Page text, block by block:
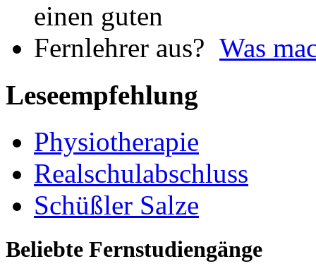
Was
Leseempfehlung
Physiotherapie
Realschulabschluss
Schüßler Salze
Beliebte Fernstudiengänge